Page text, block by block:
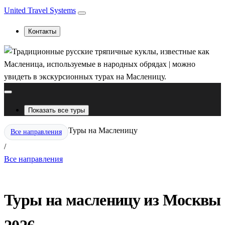
United Travel Systems
Контакты
Показать все туры
Все направления
/
Туры на Масленицу
Все направления
Туры на масленицу из Москвы